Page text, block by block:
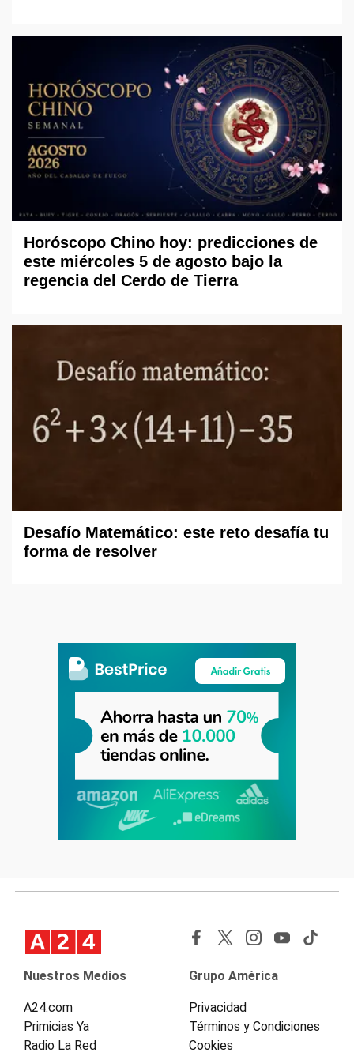
Horóscopo Chino hoy: predicciones de
este miércoles 5 de agosto bajo la
regencia del Cerdo de Tierra
Desafío Matemático: este reto desafía tu
forma de resolver
Nuestros Medios
A24.com
Primicias Ya
Radio La Red
Grupo América
Privacidad
Términos y Condiciones
Cookies